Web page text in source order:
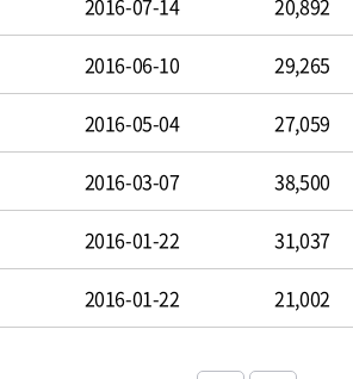
2016-07-14 20,892
2016-06-10 29,265
2016-05-04 27,059
2016-03-07 38,500
2016-01-22 31,037
2016-01-22 21,002